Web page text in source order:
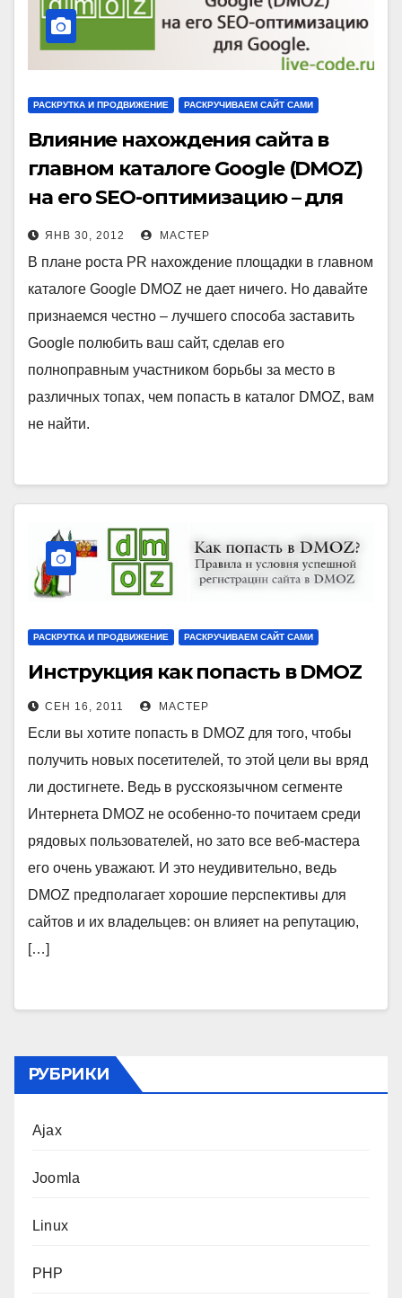
РАСКРУТКА И ПРОДВИЖЕНИЕ РАСКРУЧИВАЕМ САЙТ САМИ
Влияние нахождения сайта в
главном каталоге Google (DMOZ)
на его SEO-оптимизацию – для
Google.
ЯНВ 30, 2012 МАСТЕР
В плане роста PR нахождение площадки в главном
каталоге Google DMOZ не дает ничего. Но давайте
признаемся честно – лучшего способа заставить
Google полюбить ваш сайт, сделав его
полноправным участником борьбы за место в
различных топах, чем попасть в каталог DMOZ, вам
не найти.
РАСКРУТКА И ПРОДВИЖЕНИЕ РАСКРУЧИВАЕМ САЙТ САМИ
Инструкция как попасть в DMOZ
СЕН 16, 2011 МАСТЕР
Если вы хотите попасть в DMOZ для того, чтобы
получить новых посетителей, то этой цели вы вряд
ли достигнете. Ведь в русскоязычном сегменте
Интернета DMOZ не особенно-то почитаем среди
рядовых пользователей, но зато все веб-мастера
его очень уважают. И это неудивительно, ведь
DMOZ предполагает хорошие перспективы для
сайтов и их владельцев: он влияет на репутацию,
[…]
РУБРИКИ
Ajax
Joomla
Linux
PHP